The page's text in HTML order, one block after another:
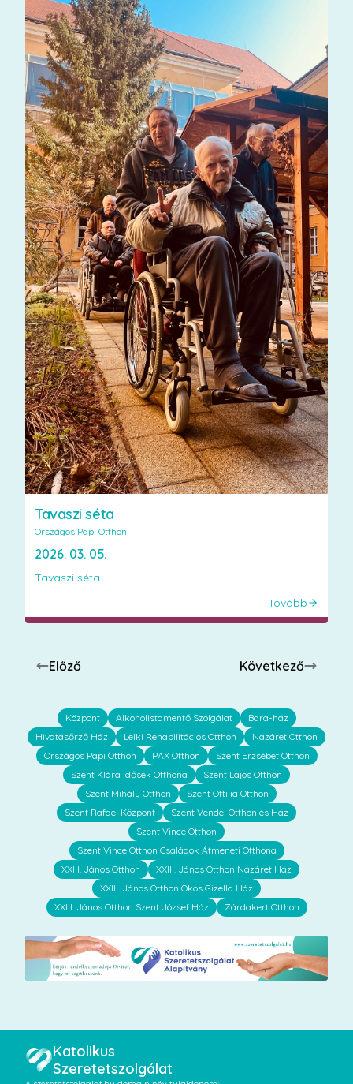
Tavaszi séta
Országos Papi Otthon
2026. 03. 05.
Tavaszi séta
Tovább
Előző Következő
Központ Alkoholistamentő Szolgálat
Bara-ház
Hivatásőrző Ház
Lelki Rehabilitációs Otthon
Názáret Otthon
Országos Papi Otthon
PAX Otthon
Szent Erzsébet Otthon
Szent Klára Idősek Otthona
Szent Lajos Otthon
Szent Mihály Otthon
Szent Ottilia Otthon
Szent Rafael Központ
Szent Vendel Otthon és Ház
Szent Vince Otthon
Szent Vince Otthon Családok Átmeneti Otthona
XXIII. János Otthon
XXIII. János Otthon Názáret Ház
XXIII. János Otthon Okos Gizella Ház
XXIII. János Otthon Szent József Ház
Zárdakert Otthon
Katolikus
Szeretetszolgálat